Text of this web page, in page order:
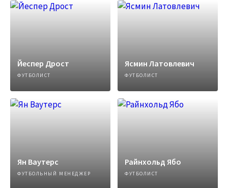
Йеспер Дрост
ФУТБОЛИСТ
Ясмин Латовлевич
ФУТБОЛИСТ
Ян Ваутерс
ФУТБОЛЬНЫЙ МЕНЕДЖЕР
Райнхольд Ябо
ФУТБОЛИСТ